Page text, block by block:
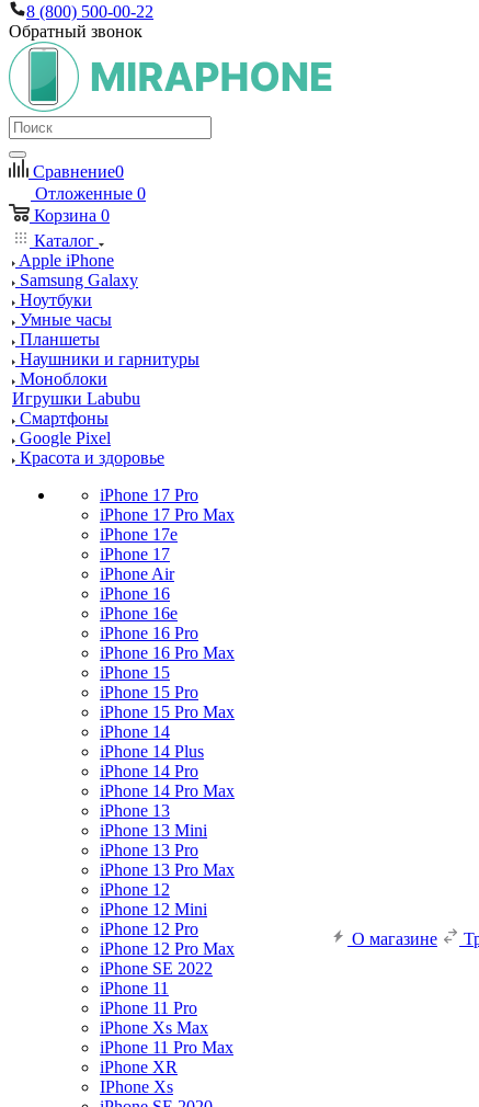
8 (800) 500-00-22
Обратный звонок
Сравнение0
Отложенные 0
Корзина 0
Каталог
Apple iPhone
Samsung Galaxy
Ноутбуки
Умные часы
Планшеты
Наушники и гарнитуры
Моноблоки
Игрушки Labubu
Смартфоны
Google Pixel
Красота и здоровье
iPhone 17 Pro
iPhone 17 Pro Max
iPhone 17e
iPhone 17
iPhone Air
iPhone 16
iPhone 16e
iPhone 16 Pro
iPhone 16 Pro Max
iPhone 15
iPhone 15 Pro
iPhone 15 Pro Max
iPhone 14
iPhone 14 Plus
iPhone 14 Pro
iPhone 14 Pro Max
iPhone 13
iPhone 13 Mini
iPhone 13 Pro
iPhone 13 Pro Max
iPhone 12
iPhone 12 Mini
iPhone 12 Pro
iPhone 12 Pro Max
iPhone SE 2022
iPhone 11
iPhone 11 Pro
iPhone Xs Max
iPhone 11 Pro Max
iPhone XR
IPhone Xs
О магазине